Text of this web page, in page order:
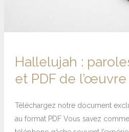
Hallelujah :
et PDF de
Téléchargez notre document
au format PDF Vous savez